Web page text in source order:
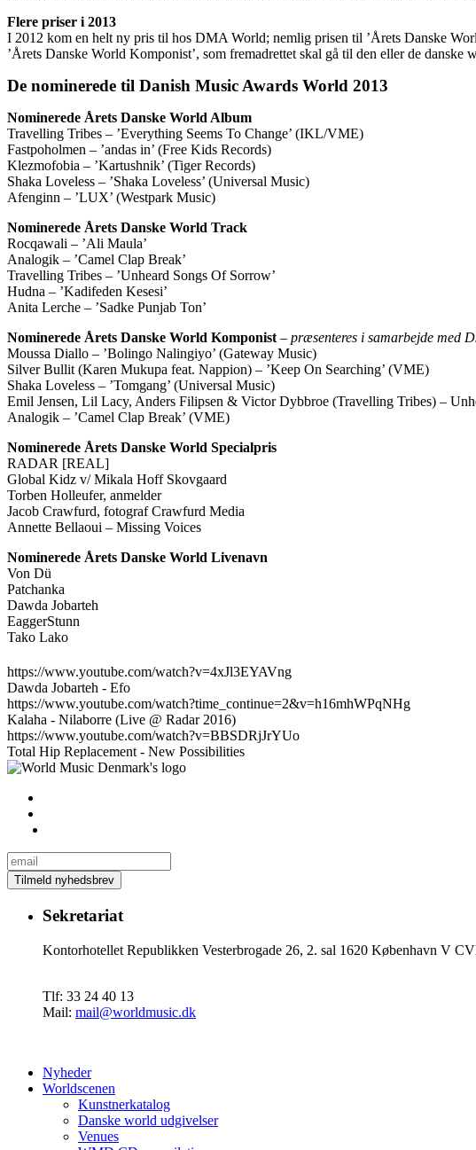
Flere priser i 2013
I 2012 kom en helt ny pris til hos DMA World; nemlig prisen til ’Årets Danske
’Årets Danske World Komponist’, som fremadrettet skal gå til den eller de
De nominerede til Danish Music Awards World 2013
Nominerede Årets Danske World Album
Travelling Tribes – ’Everything Seems To Change’ (IKL/VME)
Fastpoholmen – ’andas in’ (Free Kids Records)
Klezmofobia – ’Kartushnik’ (Tiger Records)
Shaka Loveless – ’Shaka Loveless’ (Universal Music)
Afenginn – ’LUX’ (Westpark Music)
Nominerede Årets Danske World Track
Rocqawali – ’Ali Maula’
Analogik – ’Camel Clap Break’
Travelling Tribes – ’Unheard Songs Of Sorrow’
Hudna – ’Kadifeden Kesesi’
Anita Lerche – ’Sadke Punjab Ton’
Nominerede Årets Danske World Komponist – præsenteres i samarbejde med
Moussa Diallo – ’Bolingo Nalingiyo’ (Gateway Music)
Silver Bullit (Karen Mukupa feat. Nappion) – ’Keep On Searching’ (VME)
Shaka Loveless – ’Tomgang’ (Universal Music)
Emil Jensen, Lil Lacy, Anders Filipsen & Victor Dybbroe (Travelling Tribes) –
Analogik – ’Camel Clap Break’ (VME)
Nominerede Årets Danske World Specialpris
RADAR [REAL]
Global Kidz v/ Mikala Hoff Skovgaard
Torben Holleufer, anmelder
Jacob Crawfurd, fotograf Crawfurd Media
Annette Bellaoui – Missing Voices
Nominerede Årets Danske World Livenavn
Von Dü
Patchanka
Dawda Jobarteh
EaggerStunn
Tako Lako
https://www.youtube.com/watch?v=4xJl3EYAVng
Dawda Jobarteh - Efo
https://www.youtube.com/watch?time_continue=2&v=h16mhWPqNHg
Kalaha - Nilaborre (Live @ Radar 2016)
https://www.youtube.com/watch?v=BBSDRjJrYUo
Total Hip Replacement - New Possibilities
Sekretariat
Kontorhotellet Republikken Vesterbrogade 26, 2. sal 1620 København V
Tlf: 33 24 40 13
Mail: mail@worldmusic.dk
Nyheder
Worldscenen
Kunstnerkatalog
Danske world udgivelser
Venues